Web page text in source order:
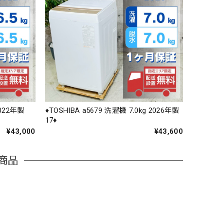
年製
¥43,000
♦️TOSHIBA a5679 洗濯機 7.0kg 2026年製
17♦️
¥43,600
品